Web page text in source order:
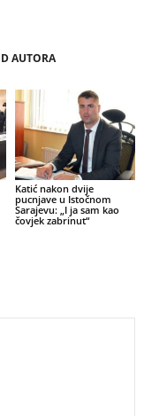
AUTORA
Katić nakon dvije
pucnjave u Istočnom
Sarajevu: „I ja sam kao
čovjek zabrinut“